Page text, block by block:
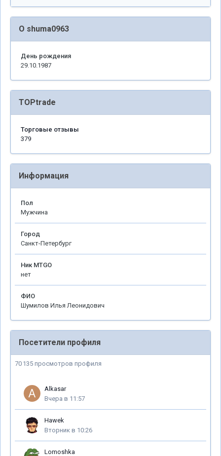
О shuma0963
День рождения
29.10.1987
TOPtrade
Торговые отзывы
379
Информация
Пол
Мужчина
Город
Санкт-Петербург
Ник MTGO
нет
ФИО
Шумилов Илья Леонидович
Посетители профиля
70 135 просмотров профиля
Alkasar
Вчера в 11:57
Hawek
Вторник в 10:26
Lomoshka